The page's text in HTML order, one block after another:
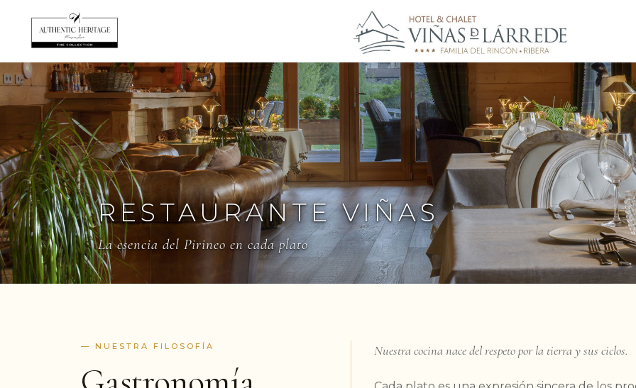
RESTAURANTE VIÑAS
La esencia del Pirineo en cada plato
— NUESTRA FILOSOFÍA Nuestra cocina nace del respeto por la tierra y sus ciclos.